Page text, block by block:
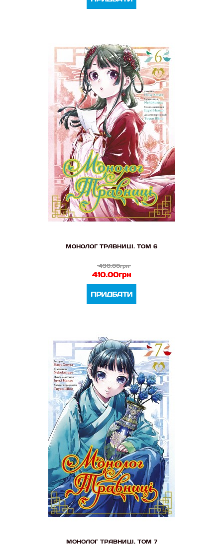
МОНОЛОГ ТРАВНИЦІ. ТОМ 6
430.00грн
410.00грн
ПРИДБАТИ
МОНОЛОГ ТРАВНИЦІ. ТОМ 7